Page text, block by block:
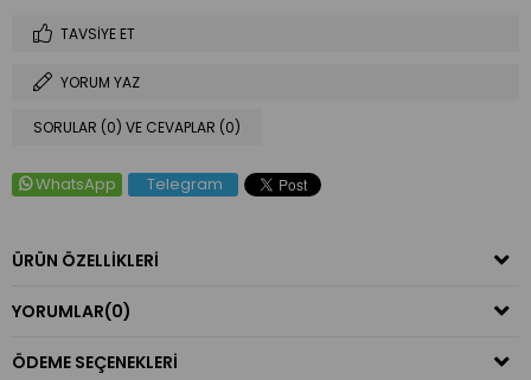
TAVSIYE ET
YORUM YAZ
SORULAR (0) VE CEVAPLAR (0)
WhatsApp Telegram
ÜRÜN ÖZELLIKLERI
YORUMLAR(0)
ÖDEME SEÇENEKLERI